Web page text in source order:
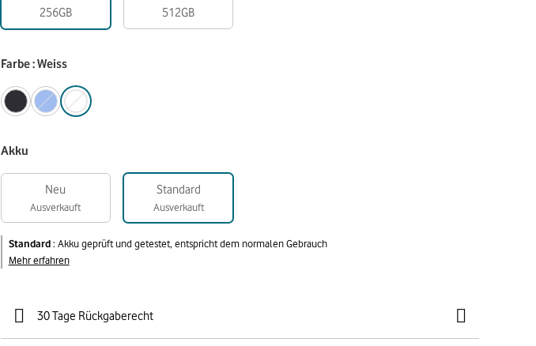
256GB 512GB
Farbe : Weiss
Akku
Neu
Ausverkauft
Standard
Ausverkauft
Standard: Akku geprüft und getestet, entspricht dem normalen Gebrauch
Mehr erfahren
30 Tage Rückgaberecht